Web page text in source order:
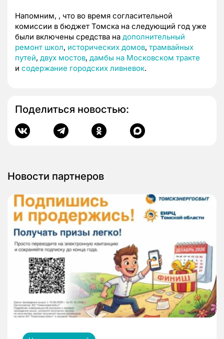
Напомним, , что во время согласительной
комиссии в бюджет Томска на следующий год уже
были включены средства на дополнительный
ремонт школ, исторических домов, трамвайных
путей, двух мостов, дамбы на Московском тракте
и содержание городских ливневок.
Поделиться новостью:
Новости партнеров